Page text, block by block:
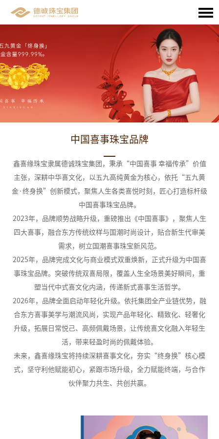
中国喜事珠宝品牌
鑫喜缘珠宝隶属德诚珠宝集团，秉承“中国喜事 幸福传承”价值
主张，深耕中华喜文化，以五九高纯黄金为核心，依托“五九黄
金·终身换”创新模式，聚焦人生各类喜悦时刻，匠心打造标杆级
中国喜事珠宝品牌。
2023年，品牌顺势战略升级，重磅推出《中国喜事》，聚焦人生
四大喜事，融合东方传统纹样与国潮时尚设计，贴合新生代审美
需求，树立国潮喜事珠宝新风范。
2025年，品牌完成文化与商业模式双重焕新，正式升级为中国喜
事珠宝品牌。突破传统双喜局限，覆盖人生全场景美好瞬间，重
塑当代中式喜文化内涵，传递新式喜事生活哲学。
2026年，品牌全面启动年轻化升级。依托集团全产业链优势，融
合东方喜事美学与潮流风尚，实现产品年轻化、精致化、轻奢化
升级，拓展日常悦己、高频佩戴场景，让传统喜文化融入年轻生
活，带来轻盈时尚的佩戴体验。
未来，鑫喜缘珠宝将持续深耕喜事文化，夯实“终身换”核心模
式，坚守利他赋能初心，紧跟市场升级，全力赋能终端，与合作
伙伴聚力共生、共创共赢。